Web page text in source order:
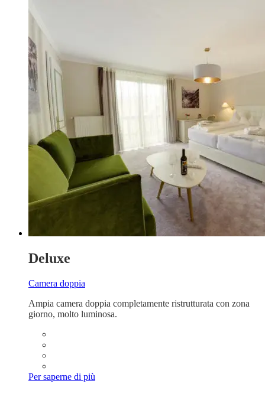
Deluxe
Camera doppia
Ampia camera doppia completamente ristrutturata con zona
giorno, molto luminosa.
Per saperne di più